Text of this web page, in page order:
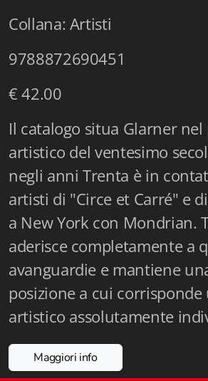
Collana: Artisti
9788872690451
€ 42.00
Il catalogo situa Glarner
artistico del ventesimo
negli anni Trenta è in
artisti di "Circe et Carré" e
a New York con Mondrian.
aderisce completamente a
avanguardie e mantiene
posizione a cui
artistico assolutamente
Maggiori info
Jus Helveticum
Libella
Maestri della Pietra
Oltre le frontiere
Storia
Testi scolastici
Varia
Fidia edizioni d'arte